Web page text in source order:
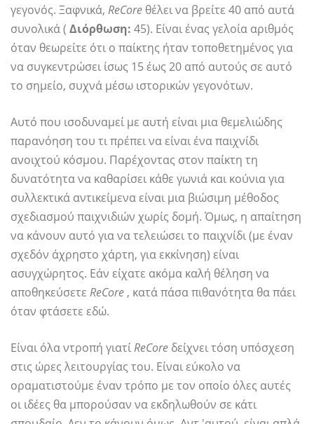
γεγονός. Ξαφνικά, ReCore θέλει να βρείτε 40 από αυτά
συνολικά ( Διόρθωση: 45). Είναι ένας γελοία αριθμός
όταν θεωρείτε ότι ο παίκτης ήταν τοποθετημένος για
να συγκεντρώσει ίσως 15 έως 20 από αυτούς σε αυτό
το σημείο, συχνά μέσω ιστορικών γεγονότων.
Αυτό που ισοδυναμεί με αυτή είναι μια θεμελιώδης
παρανόηση του τι πρέπει να είναι ένα παιχνίδι
ανοιχτού κόσμου. Παρέχοντας στον παίκτη τη
δυνατότητα να καθαρίσει κάθε γωνιά και κούνια για
συλλεκτικά αντικείμενα είναι μια βιώσιμη μέθοδος
σχεδιασμού παιχνιδιών χωρίς δομή. Όμως, η απαίτηση
να κάνουν αυτό για να τελειώσει το παιχνίδι (με έναν
σχεδόν άχρηστο χάρτη, για εκκίνηση) είναι
ασυγχώρητος. Εάν είχατε ακόμα καλή θέληση να
αποθηκεύσετε ReCore , κατά πάσα πιθανότητα θα πάει
όταν φτάσετε εδώ.
Είναι όλα ντροπή γιατίReCore δείχνει τόση υπόσχεση
στις ώρες λειτουργίας του. Είναι εύκολο να
οραματιστούμε έναν τρόπο με τον οποίο όλες αυτές
οι ιδέες θα μπορούσαν να εκδηλωθούν σε κάτι